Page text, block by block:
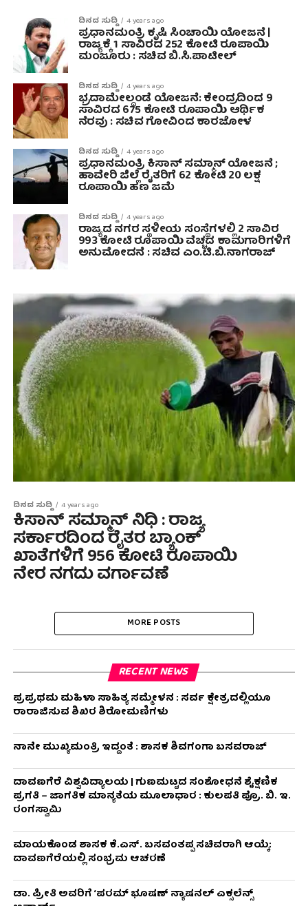
ದಿನದ ಸುದ್ದಿ 4 years ago
ಪ್ರಧಾನಮಂತ್ರಿ ಕೃಷಿ ಸಿಂಚಾಯಿ ಯೋಜನೆ |
ರಾಜ್ಯಕ್ಕೆ 1 ಸಾವಿರದ 252 ಕೋಟಿ ರೂಪಾಯಿ
ಮಂಜೂರು : ಸಚಿವ ಬಿ.ಸಿ.ಪಾಟೀಲ್
ದಿನದ ಸುದ್ದಿ 4 years ago
ಭ್ರದಾಮೇಲ್ದಂಡೆ ಯೋಜನೆ: ಕೇಂದ್ರದಿಂದ 9
ಸಾವಿರದ 675 ಕೋಟಿ ರೂಪಾಯಿ ಆರ್ಥಿಕ
ನೆರವು : ಸಚಿವ ಗೋವಿಂದ ಕಾರಜೋಳ
ದಿನದ ಸುದ್ದಿ 4 years ago
ಪ್ರಧಾನಮಂತ್ರಿ ಕಿಸಾನ್ ಸಮ್ಮಾನ್ ಯೋಜನೆ ;
ಹಾವೇರಿ ಜಿಲ್ಲೆ ರೈತರಿಗೆ 62 ಕೋಟಿ 20 ಲಕ್ಷ
ರೂಪಾಯಿ ಹಣ ಜಮೆ
ದಿನದ ಸುದ್ದಿ 4 years ago
ರಾಜ್ಯದ ನಗರ ಸ್ಥಳೀಯ ಸಂಸ್ಥೆಗಳಲ್ಲಿ 2 ಸಾವಿರ
993 ಕೋಟಿ ರೂಪಾಯಿ ವೆಚ್ಚದ ಕಾಮಗಾರಿಗಳಿಗೆ
ಅನುಮೋದನೆ : ಸಚಿವ ಎಂ.ಟಿ.ಬಿ.ನಾಗರಾಜ್
ದಿನದ ಸುದ್ದಿ 4 years ago
ಕಿಸಾನ್ ಸಮ್ಮಾನ್ ನಿಧಿ : ರಾಜ್ಯ
ಸರ್ಕಾರದಿಂದ ರೈತರ ಬ್ಯಾಂಕ್
ಖಾತೆಗಳಿಗೆ 956 ಕೋಟಿ ರೂಪಾಯಿ
ನೇರ ನಗದು ವರ್ಗಾವಣೆ
MORE POSTS
RECENT NEWS
ಪ್ರಪ್ರಥಮ ಮಹಿಳಾ ಸಾಹಿತ್ಯ ಸಮ್ಮೇಳನ : ಸರ್ವ ಕ್ಷೇತ್ರದಲ್ಲಿಯೂ
ರಾರಾಜಿಸುವ ಶಿಖರ ಶಿರೋಮಣಿಗಳು
ನಾನೇ ಮುಖ್ಯಮಂತ್ರಿ ಇದ್ದಂತೆ : ಶಾಸಕ ಶಿವಗಂಗಾ ಬಸವರಾಜ್
ದಾವಣಗೆರೆ ವಿಶ್ವವಿದ್ಯಾಲಯ | ಗುಣಮಟ್ಟದ ಸಂಶೋಧನೆ ಶೈಕ್ಷಣಿಕ
ಪ್ರಗತಿ – ಜಾಗತಿಕ ಮಾನ್ಯತೆಯ ಮೂಲಾಧಾರ : ಕುಲಪತಿ ಪ್ರೊ. ಬಿ. ಇ.
ರಂಗಸ್ವಾಮಿ
ಮಾಯಕೊಂಡ ಶಾಸಕ ಕೆ.ಎಸ್. ಬಸವಂತಪ್ಪ ಸಚಿವರಾಗಿ ಆಯ್ಕೆ:
ದಾವಣಗೆರೆಯಲ್ಲಿ ಸಂಭ್ರಮ ಆಚರಣೆ
ಡಾ. ಪ್ರೀತಿ ಅವರಿಗೆ ‘ಪರಮ್ ಭೂಷಣ್ ನ್ಯಾಷನಲ್ ಎಕ್ಸಲೆನ್ಸ್